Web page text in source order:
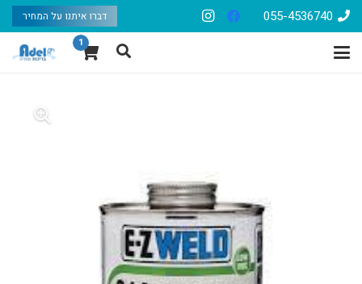
055-4536740 דברו איתנו על המחיר
1